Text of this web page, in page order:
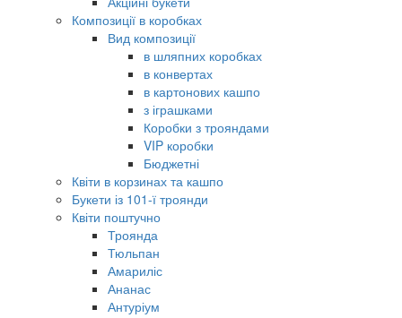
Композиції в коробках
Вид композиції
в шляпних коробках
в конвертах
в картонових кашпо
з іграшками
Коробки з трояндами
VIP коробки
Бюджетні
Квіти в корзинах та кашпо
Букети із 101-ї троянди
Квіти поштучно
Троянда
Тюльпан
Амариліс
Ананас
Антуріум